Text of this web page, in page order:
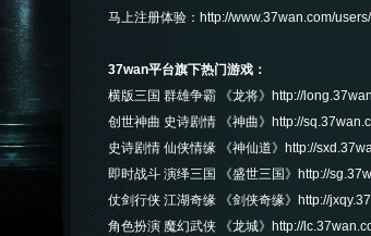
马上注册体验： http://www.37wan.com/
37wan平台旗下热门游戏：
横版三国 群雄争霸 《龙将》 http://
创世神曲 史诗剧情 《神曲》 http://
史诗剧情 仙侠情缘 《神仙道》 http://
即时战斗 演绎三国 《盛世三国》 http://
仗剑行侠 江湖奇缘 《剑侠奇缘》 http://
角色扮演 魔幻武侠 《龙城》 http://